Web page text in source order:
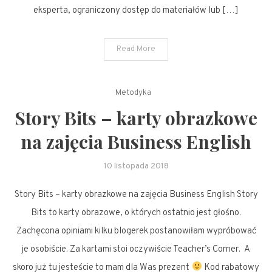
eksperta, ograniczony dostęp do materiałów lub […]
Read More
Metodyka
Story Bits – karty obrazkowe
na zajęcia Business English
10 listopada 2018
Story Bits – karty obrazkowe na zajęcia Business English Story
Bits to karty obrazowe, o których ostatnio jest głośno.
Zachęcona opiniami kilku blogerek postanowiłam wypróbować
je osobiście. Za kartami stoi oczywiście Teacher’s Corner. A
skoro już tu jesteście to mam dla Was prezent
Kod rabatowy